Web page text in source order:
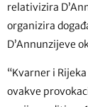
relativizira
organizira
D’Annunzijeve
“Kvarner i
ovakve